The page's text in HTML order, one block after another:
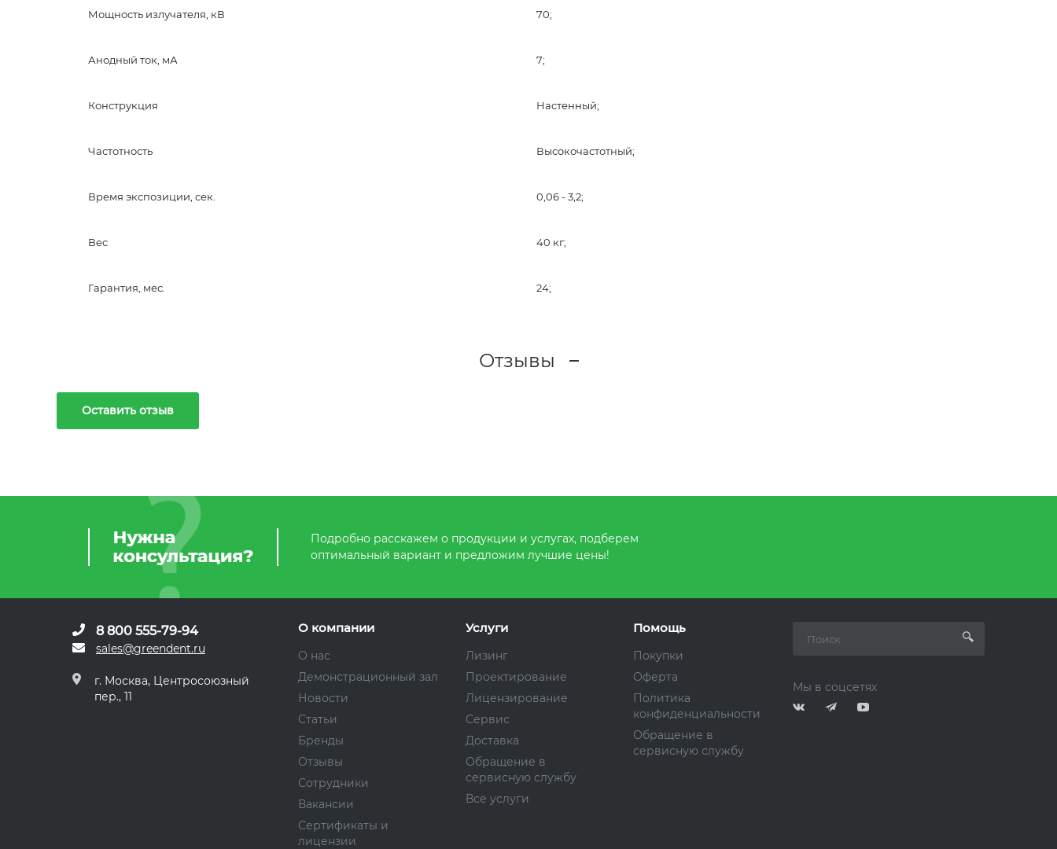
Мощность излучателя, кВ 70;
Анодный ток, мА 7;
Конструкция Настенный;
Частотность Высокочастотный;
Время экспозиции, сек. 0,06 - 3,2;
Вес 40 кг;
Гарантия, мес. 24;
Отзывы
Оставить отзыв
Подробно расскажем о продукции и услугах, подберем
оптимальный вариант и предложим лучшие цены!
8 800 555-79-94
sales@greendent.ru
г. Москва, Центросоюзный
пер., 11
О компании
О нас
Демонстрационный зал
Новости
Статьи
Бренды
Отзывы
Сотрудники
Вакансии
Сертификаты и
лицензии
Услуги
Лизинг
Проектирование
Лицензирование
Сервис
Доставка
Обращение в
сервисную службу
Все услуги
Помощь
Покупки
Оферта
Политика
конфиденциальности
Обращение в
сервисную службу
Мы в соцсетях